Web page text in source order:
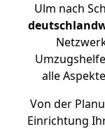
Ulm nach
alle
Von der
Einrichtung